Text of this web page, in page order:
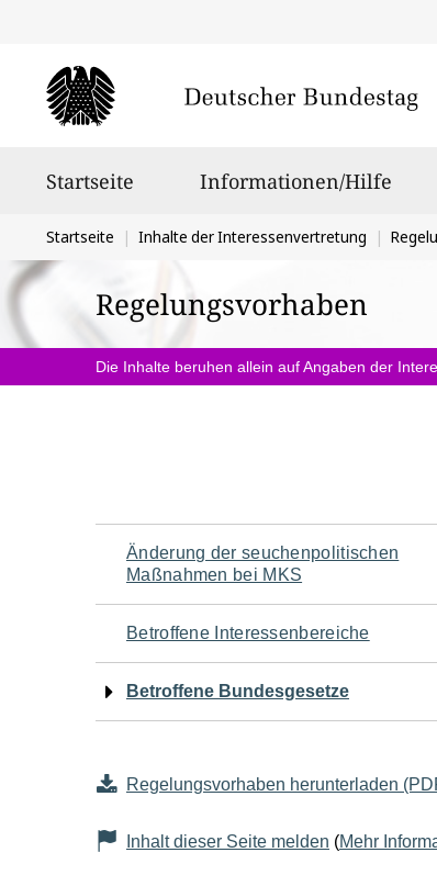
Startseite Informationen/Hilfe
Sie
befinden
sich
hier:
Startseite Inhalte der Interessenvertretung
Regelungsvorhaben
Die Inhalte beruhen allein auf Angaben der
Navigation
für
den
Seiteninhalt
Änderung der seuchenpolitischen
Maßnahmen bei MKS
Betroffene Interessenbereiche
Betroffene Bundesgesetze
Regelungsvorhaben herunterladen
Inhalt dieser Seite melden (Mehr